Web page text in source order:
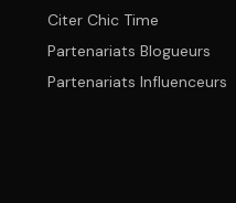
Citer Chic Time
Partenariats Blogueurs
Partenariats Influenceurs